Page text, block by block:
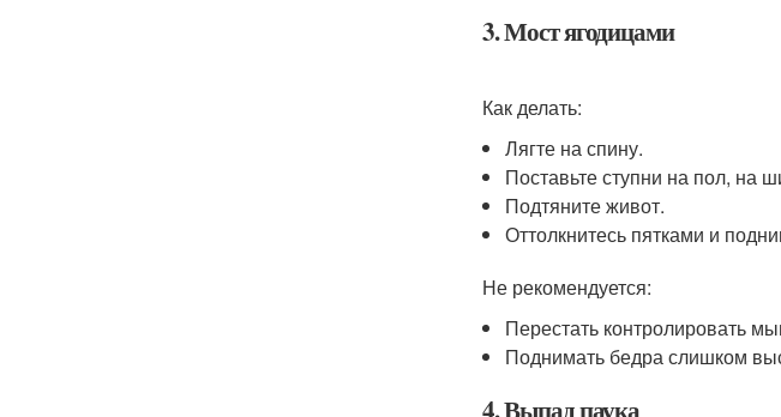
3. Мост ягодицами
Как делать:
Лягте на спину.
Поставьте ступни на пол, на
Подтяните живот.
Оттолкнитесь пятками и
Не рекомендуется:
Перестать контролировать
Поднимать бедра слишком
4. Выпад паука